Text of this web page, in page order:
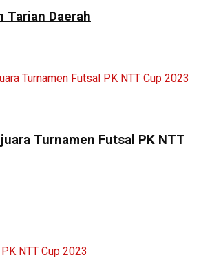
Tarian Daerah
Turnamen Futsal PK NTT